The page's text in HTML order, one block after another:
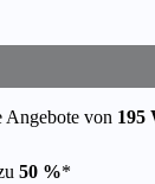
Angebote von 195
50 %*